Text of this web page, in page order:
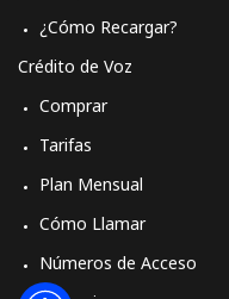
¿Cómo Recargar?
Crédito de Voz
Comprar
Tarifas
Plan Mensual
Cómo Llamar
Números de Acceso